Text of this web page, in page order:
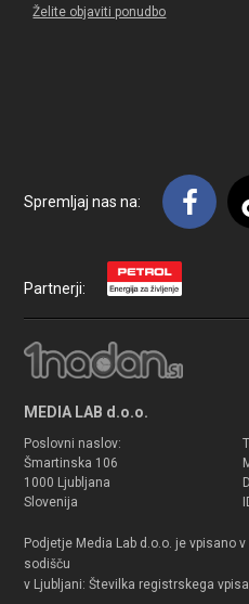
Želite objaviti ponudbo
Spremljaj nas na:
Partnerji:
MEDIA LAB d.o.o.
Poslovni naslov:
Šmartinska 106
1000 Ljubljana
Slovenija
Podjetje Media Lab d.o.o. je vpisano
sodišču
v Ljubljani: Številka registrskega